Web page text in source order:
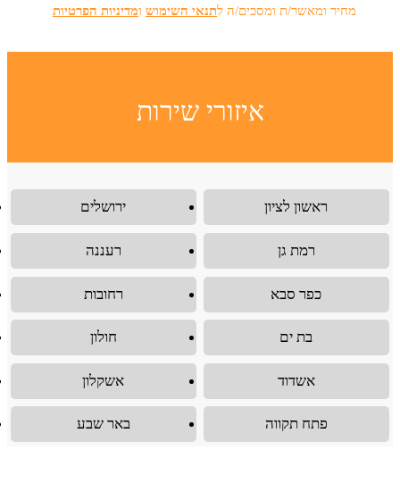
מחיר ומאשר/ת ומסכים/ה לתנאי השימוש ומדיניות הפרטיות
איזורי שירות
ירושלים ראשון לציון
רעננה רמת גן
רחובות כפר סבא
חולון בת ים
אשקלון אשדוד
באר שבע פתח תקווה